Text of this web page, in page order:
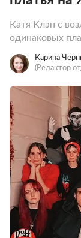
Катя Клэп с
одинаковых
Карина
(Редактор